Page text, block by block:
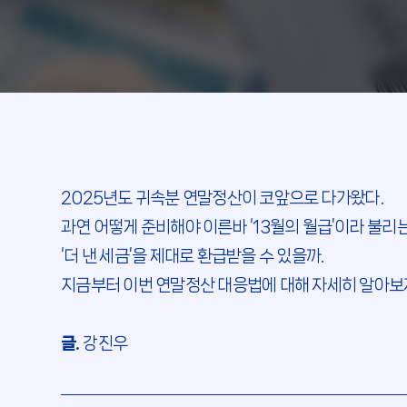
2025년도 귀속분 연말정산이 코앞으로 다가왔다.
과연 어떻게 준비해야 이른바 ‘13월의 월급’이라 불리
‘더 낸 세금’을 제대로 환급받을 수 있을까.
지금부터 이번 연말정산 대응법에 대해 자세히 알아보
글. 강진우